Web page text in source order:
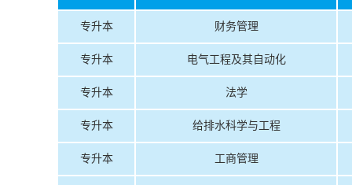
专升本 财务管理
专升本 电气工程及其自动化
专升本 法学
专升本 给排水科学与工程
专升本 工商管理